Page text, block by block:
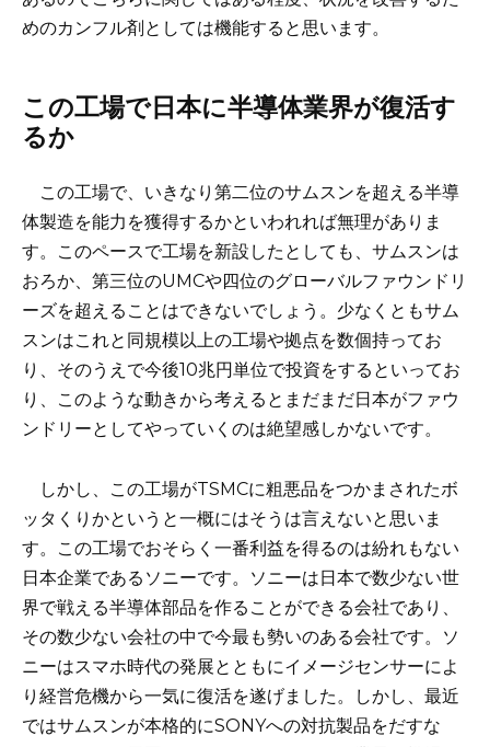
めのカンフル剤としては機能すると思います。
この工場で日本に半導体業界が復活す
るか
この工場で、いきなり第二位のサムスンを超える半導
体製造を能力を獲得するかといわれれば無理がありま
す。このペースで工場を新設したとしても、サムスンは
おろか、第三位のUMCや四位のグローバルファウンドリ
ーズを超えることはできないでしょう。少なくともサム
スンはこれと同規模以上の工場や拠点を数個持ってお
り、そのうえで今後10兆円単位で投資をするといってお
り、このような動きから考えるとまだまだ日本がファウ
ンドリーとしてやっていくのは絶望感しかないです。
しかし、この工場がTSMCに粗悪品をつかまされたボ
ッタくりかというと一概にはそうは言えないと思いま
す。この工場でおそらく一番利益を得るのは紛れもない
日本企業であるソニーです。ソニーは日本で数少ない世
界で戦える半導体部品を作ることができる会社であり、
その数少ない会社の中で今最も勢いのある会社です。ソ
ニーはスマホ時代の発展とともにイメージセンサーによ
り経営危機から一気に復活を遂げました。しかし、最近
ではサムスンが本格的にSONYへの対抗製品をだすな